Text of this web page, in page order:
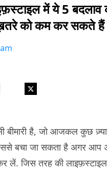
में ये 5
को कम कर सकते हैं
बीमारी है, जो आजकल कुछ
बचा जा सकता है अगर आप
लें. जिस तरह की